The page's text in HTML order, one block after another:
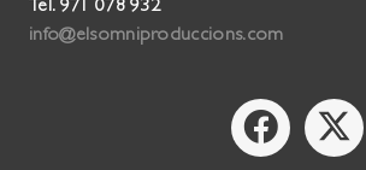
Tel. 971 078 932
info@elsomniproduccions.com